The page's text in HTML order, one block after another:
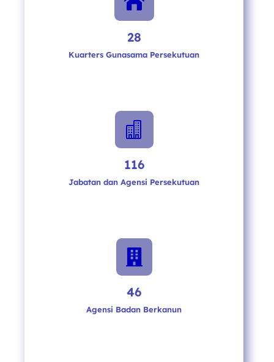
28
Kuarters Gunasama Persekutuan

116
Jabatan dan Agensi Persekutuan

46
Agensi Badan Berkanun